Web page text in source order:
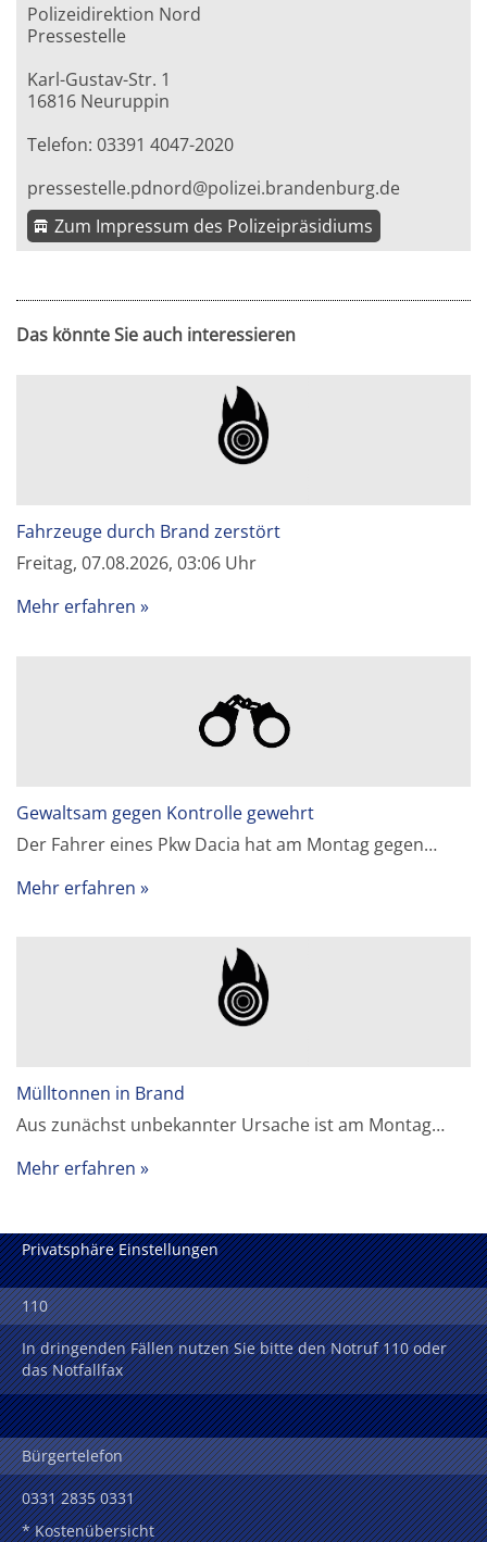
Polizeidirektion Nord
Pressestelle
Karl-Gustav-Str. 1
16816 Neuruppin
Telefon: 03391 4047-2020
pressestelle.pdnord@polizei.brandenburg.de
Zum Impressum des Polizeipräsidiums
Das könnte Sie auch interessieren
Fahrzeuge durch Brand zerstört
Freitag, 07.08.2026, 03:06 Uhr
Mehr erfahren
Gewaltsam gegen Kontrolle gewehrt
Der Fahrer eines Pkw Dacia hat am Montag gegen…
Mehr erfahren
Mülltonnen in Brand
Aus zunächst unbekannter Ursache ist am Montag…
Mehr erfahren
Privatsphäre Einstellungen
110
In dringenden Fällen nutzen Sie bitte den Notruf 110 oder
das Notfallfax
Bürgertelefon
0331 2835 0331
* Kostenübersicht